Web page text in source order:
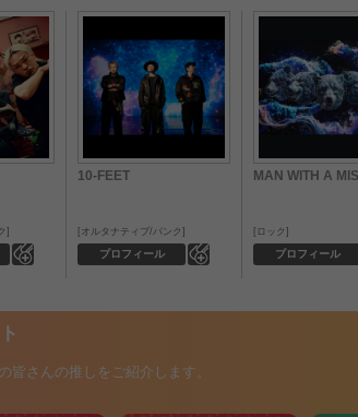
10-FEET
プロフィール
オルタナティブ/パンク
MAN WITH A
プロフィール
ロック
皆さんの推しをご紹介します。